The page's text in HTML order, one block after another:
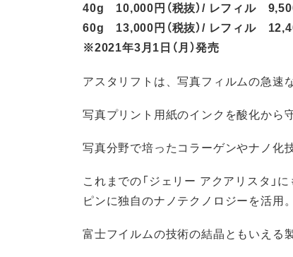
40g 10,000円（税抜）/ レフィル 9,500
60g 13,000円（税抜）/ レフィル
※2021年3月1日（月）発売
アスタリフトは、写真フィルムの急速
写真プリント用紙のインクを酸化から
写真分野で培ったコラーゲンやナノ化
これまでの「ジェリー アクアリスタ」
ピンに独自のナノテクノロジーを活用。
富士フイルムの技術の結晶ともいえる